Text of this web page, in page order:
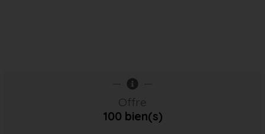
Offre
100 bien(s)